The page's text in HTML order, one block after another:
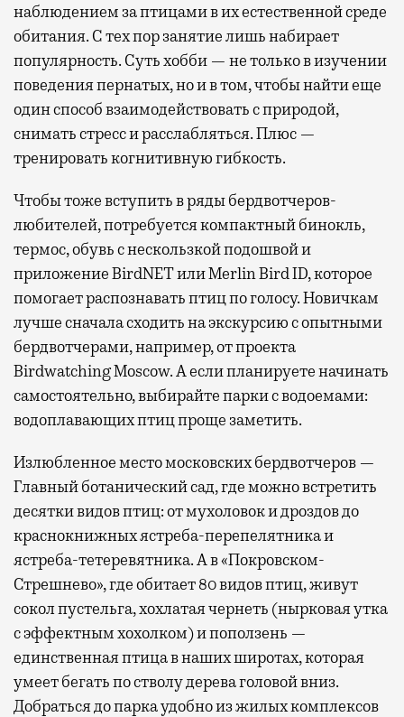
наблюдением за птицами в их естественной среде
обитания. С тех пор занятие лишь набирает
популярность. Суть хобби — не только в изучении
поведения пернатых, но и в том, чтобы найти еще
один способ взаимодействовать с природой,
снимать стресс и расслабляться. Плюс —
тренировать когнитивную гибкость.
Чтобы тоже вступить в ряды бердвотчеров-
любителей, потребуется компактный бинокль,
термос, обувь с нескользкой подошвой и
приложение BirdNET или Merlin Bird ID, которое
помогает распознавать птиц по голосу. Новичкам
лучше сначала сходить на экскурсию с опытными
бердвотчерами, например, от проекта
Birdwatching Moscow. А если планируете начинать
самостоятельно, выбирайте парки с водоемами:
водоплавающих птиц проще заметить.
Излюбленное место московских бердвотчеров —
Главный ботанический сад, где можно встретить
десятки видов птиц: от мухоловок и дроздов до
краснокнижных ястреба-перепелятника и
ястреба-тетеревятника. А в «Покровском-
Стрешнево», где обитает 80 видов птиц, живут
сокол пустельга, хохлатая чернеть (нырковая утка
с эффектным хохолком) и поползень —
единственная птица в наших широтах, которая
умеет бегать по стволу дерева головой вниз.
Добраться до парка удобно из жилых комплексов